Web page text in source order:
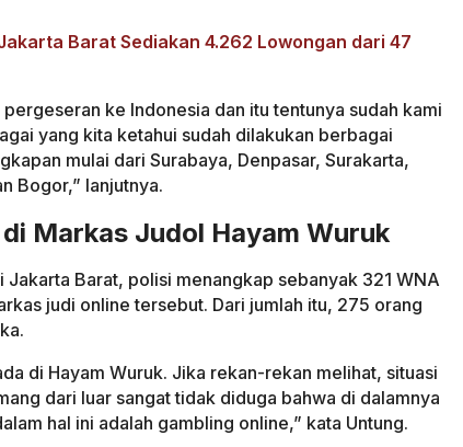
Barat Sediakan 4.262 Lowongan dari 47
ke Indonesia dan itu tentunya sudah kami
yang kita ketahui sudah dilakukan berbagai
mulai dari Surabaya, Denpasar, Surakarta,
Bogor,” lanjutnya.
Markas Judol Hayam Wuruk
Barat, polisi menangkap sebanyak 321 WNA
judi online tersebut. Dari jumlah itu, 275 orang
di Hayam Wuruk. Jika rekan-rekan melihat, situasi
dari luar sangat tidak diduga bahwa di dalamnya
hal ini adalah gambling online,” kata Untung.